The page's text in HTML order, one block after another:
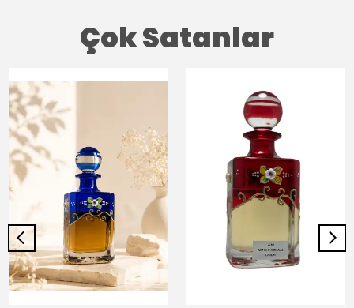
Çok Satanlar